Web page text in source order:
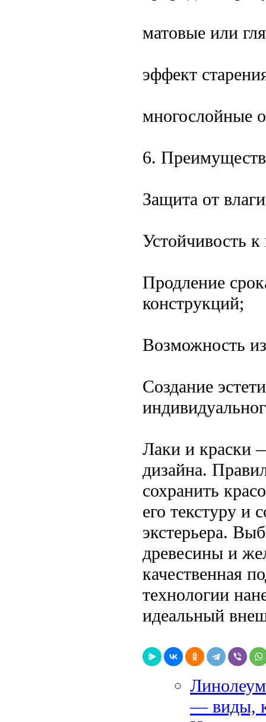
матовые или
эффект
многослойные
6.
Защита от
Устойчивость
Продление
конструкций;
Возможность
Создание
Лаки и краски
дизайна.
сохранить
его текстуру и
экстерьера.
древесины и
качественная
технологии
идеальный
— виды,